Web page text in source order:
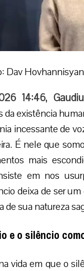
Dav
14:46,
existência
incessante de
É nele que
mais
em nos
deixa de ser
sua natureza
e o silêncio
vida em que o